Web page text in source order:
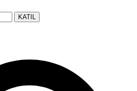
KATIL
© 2019 efsgrup.com.tr All rights